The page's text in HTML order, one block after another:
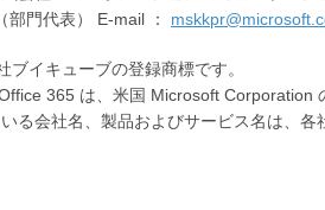
門代表） E-mail ：
イキューブの登録商標です。
365 は、米国 Microsoft Corporation
る会社名、製品およびサービス名は、各